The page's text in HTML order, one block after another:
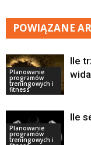
POWIĄZANE
Planowanie
programów
treningowych i
fitness
Ile
Planowanie
programów
treningowych i
Ile